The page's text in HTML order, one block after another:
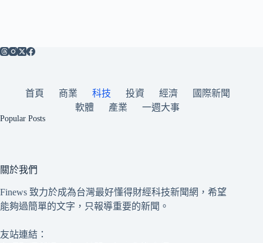
首頁 商業 科技 投資 經濟
國際新聞
軟體
產業 一週大事
Popular Posts
關於我們
Finews 致力於成為台灣最好懂得財經科技新聞網，希望
能夠過簡單的文字，只報導重要的新聞。
友站連結：